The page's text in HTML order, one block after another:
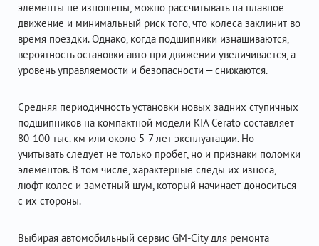
элементы не изношены, можно рассчитывать на плавное
движение и минимальный риск того, что колеса заклинит во
время поездки. Однако, когда подшипники изнашиваются,
вероятность остановки авто при движении увеличивается, а
уровень управляемости и безопасности – снижаются.
Средняя периодичность установки новых задних ступичных
подшипников на компактной модели KIA Cerato составляет
80-100 тыс. км или около 5-7 лет эксплуатации. Но
учитывать следует не только пробег, но и признаки поломки
элементов. В том числе, характерные следы их износа,
люфт колес и заметный шум, который начинает доноситься
с их стороны.
Выбирая автомобильный сервис GM-City для ремонта